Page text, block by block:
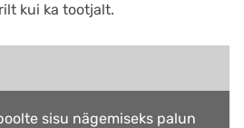
kui ka tootjalt.
sisu nägemiseks palun